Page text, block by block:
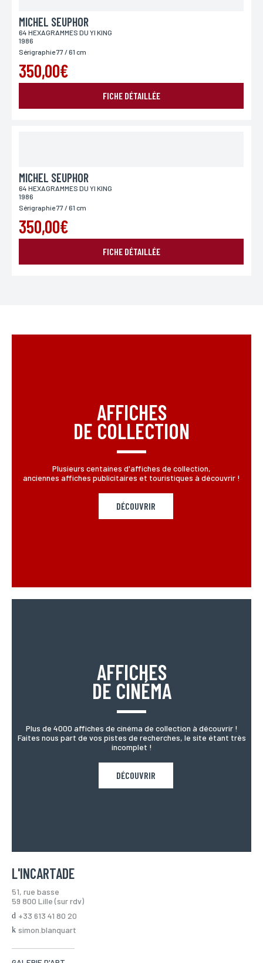
MICHEL SEUPHOR
64 HEXAGRAMMES DU YI KING
1986
Sérigraphie 77 / 61 cm
350,00€
FICHE DÉTAILLÉE
MICHEL SEUPHOR
64 HEXAGRAMMES DU YI KING
1986
Sérigraphie 77 / 61 cm
350,00€
FICHE DÉTAILLÉE
AFFICHES
DE COLLECTION
Plusieurs centaines d'affiches de collection,
anciennes affiches publicitaires et touristiques à découvrir !
DÉCOUVRIR
AFFICHES
DE CINÉMA
Plus de 4000 affiches de cinéma de collection à découvrir !
Faites nous part de vos pistes de recherches, le site étant très
incomplet !
DÉCOUVRIR
L'INCARTADE
51, rue basse
59 800 Lille (sur rdv)
+33 613 41 80 20
simon.blanquart